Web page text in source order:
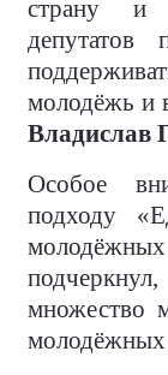
страну и
молодёжь и
Владислав
Особое
подходу
молодёжных
множество
молодёжных